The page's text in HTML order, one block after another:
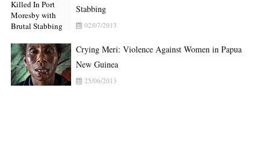
Stabbing
02/07/2013
Crying Meri: Violence Against Women in Papua
New Guinea
25/06/2013